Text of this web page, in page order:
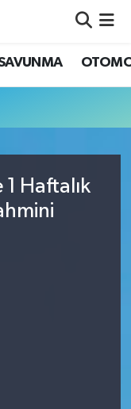
1 Haftalık